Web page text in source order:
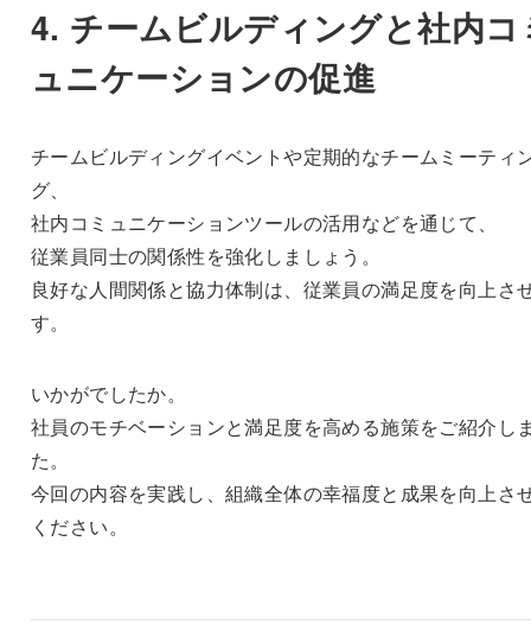
4. チームビルディングと社内コ
ュニケーションの促進
チームビルディングイベントや定期的なチームミーティ
グ、
社内コミュニケーションツールの活用などを通じて、
従業員同士の関係性を強化しましょう。
良好な人間関係と協力体制は、従業員の満足度を向上さ
す。
いかがでしたか。
社員のモチベーションと満足度を高める施策をご紹介し
た。
今回の内容を実践し、組織全体の幸福度と成果を向上さ
ください。